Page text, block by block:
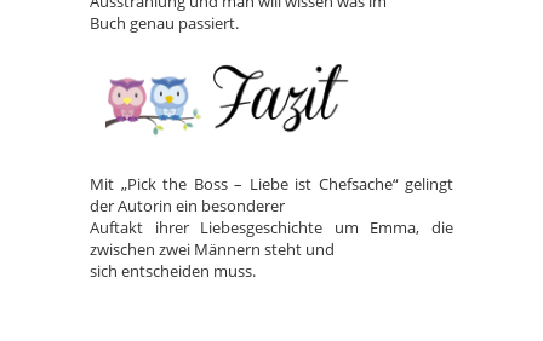
Buch genau passiert.
Mit „Pick the Boss – Liebe ist Chefsache“ gelingt
der Autorin ein besonderer
Auftakt ihrer Liebesgeschichte um Emma, die
zwischen zwei Männern steht und
sich entscheiden muss.